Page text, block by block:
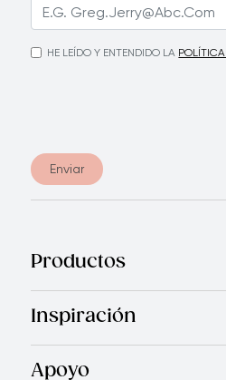
HE LEÍDO Y ENTENDIDO LA
Enviar
Productos
Mas VendidosCocina
Inspiración
RecetasBlogRevista Royal
Apoyo